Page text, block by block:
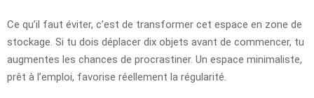
Ce qu’il faut éviter, c’est de transformer cet espace en zone de
stockage. Si tu dois déplacer dix objets avant de commencer, tu
augmentes les chances de procrastiner. Un espace minimaliste,
prêt à l’emploi, favorise réellement la régularité.